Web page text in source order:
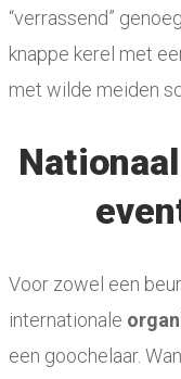
“verrassend”
knappe kerel met
met wilde meiden
Voor zowel een
internationale
een goochelaar.